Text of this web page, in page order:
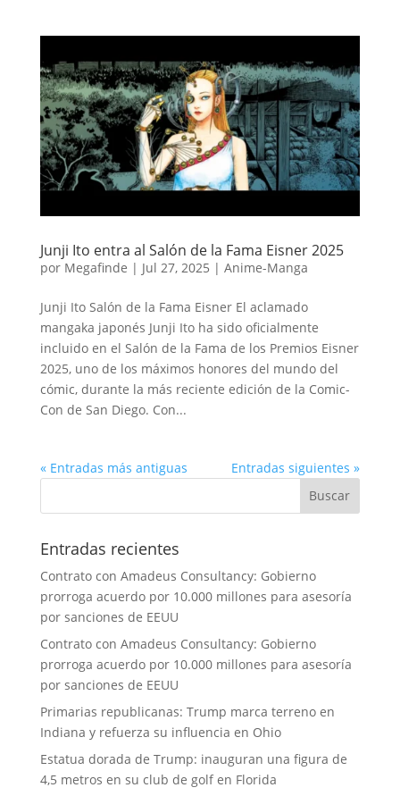
Junji Ito entra al Salón de la Fama Eisner 2025
por Megafinde | Jul 27, 2025 | Anime-Manga
Junji Ito Salón de la Fama Eisner El aclamado
mangaka japonés Junji Ito ha sido oficialmente
incluido en el Salón de la Fama de los Premios Eisner
2025, uno de los máximos honores del mundo del
cómic, durante la más reciente edición de la Comic-
Con de San Diego. Con...
« Entradas más antiguas Entradas siguientes »
Entradas recientes
Contrato con Amadeus Consultancy: Gobierno
prorroga acuerdo por 10.000 millones para asesoría
por sanciones de EEUU
Contrato con Amadeus Consultancy: Gobierno
prorroga acuerdo por 10.000 millones para asesoría
por sanciones de EEUU
Primarias republicanas: Trump marca terreno en
Indiana y refuerza su influencia en Ohio
Estatua dorada de Trump: inauguran una figura de
4,5 metros en su club de golf en Florida